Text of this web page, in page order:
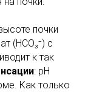
почки
(HCO₃⁻) с
к так
: pH
Как только